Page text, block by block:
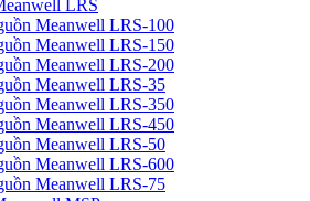
LRS
Meanwell LRS-100
Meanwell LRS-150
Meanwell LRS-200
Meanwell LRS-35
Meanwell LRS-350
Meanwell LRS-450
Meanwell LRS-50
Meanwell LRS-600
Meanwell LRS-75